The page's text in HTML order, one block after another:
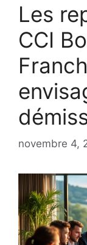
Les
CCI
novembre 4,